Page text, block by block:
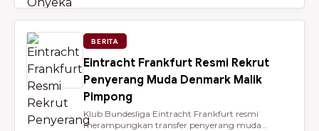
BERITA
Eintracht Frankfurt Resmi Rekrut
Penyerang Muda Denmark Malik
Pimpong
Klub Bundesliga Eintracht Frankfurt resmi
merampungkan transfer penyerang muda